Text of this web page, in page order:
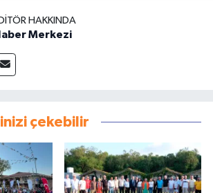
HAKKINDA
Merkezi
çekebilir